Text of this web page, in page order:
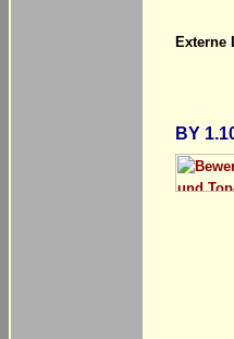
Externe
BY